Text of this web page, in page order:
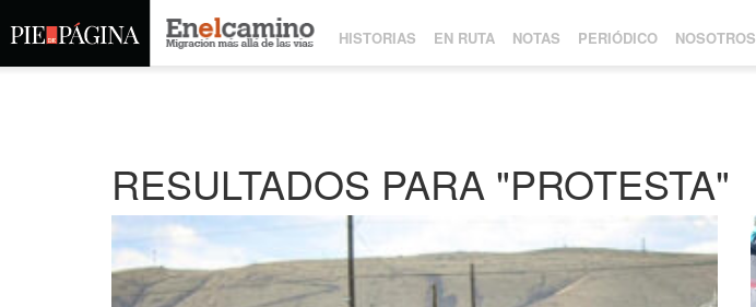
HISTORIAS EN RUTA NOTAS PERIÓDICO NOSOTROS
RESULTADOS PARA "PROTESTA"